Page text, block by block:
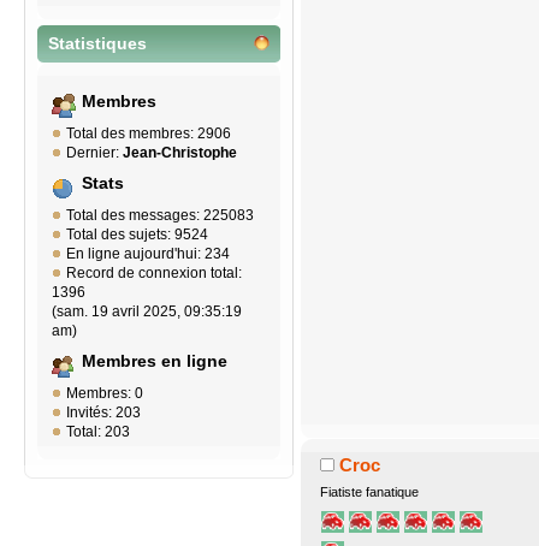
Statistiques
Membres
Total des membres: 2906
Dernier: Jean-Christophe
Stats
Total des messages: 225083
Total des sujets: 9524
En ligne aujourd'hui: 234
Record de connexion total:
1396
(sam. 19 avril 2025, 09:35:19
am)
Membres en ligne
Membres: 0
Invités: 203
Total: 203
Croc
Fiatiste fanatique